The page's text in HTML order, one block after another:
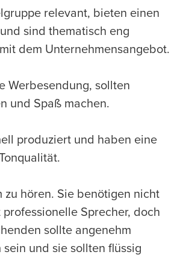
relevant, bieten einen
sind thematisch eng
dem Unternehmensangebot.
Werbesendung, sollten
und Spaß machen.
produziert und haben eine
zu hören. Sie benötigen nicht
Sprecher, doch
sollte angenehm
sein und sie sollten flüssig